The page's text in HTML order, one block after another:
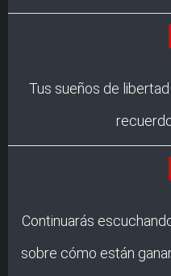
Tus sueños de
Continuarás
sobre cómo están